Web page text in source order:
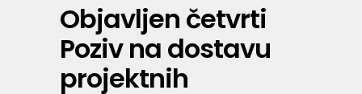
Objavljen četvrti
Poziv na dostavu
projektnih